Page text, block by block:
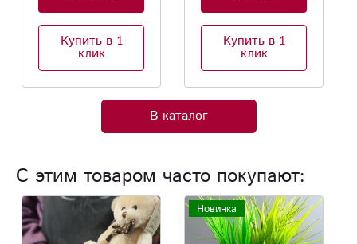
Купить в 1
клик
Купить в 1
клик
В каталог
С этим товаром часто покупают:
Новинка